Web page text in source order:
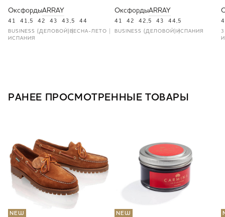
ОксфордыARRAY
41 41,5 42 43 43,5 44
BUSINESS (ДЕЛОВОЙ) ВЕСНА-ЛЕТО
ИСПАНИЯ
ОксфордыARRAY
41 42 42,5 43 44,5
BUSINESS (ДЕЛОВОЙ) ИСПАНИЯ
РАНЕЕ ПРОСМОТРЕННЫЕ ТОВАРЫ
NEW NEW